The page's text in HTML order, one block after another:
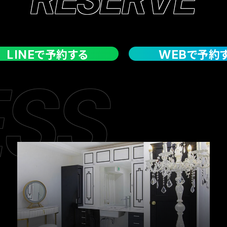
LINEで予約する WEBで予約